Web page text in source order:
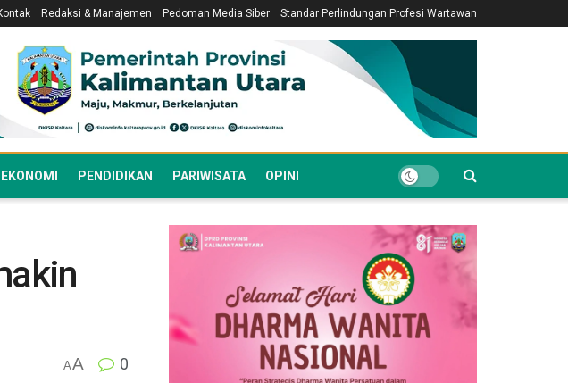
Redaksi & Manajemen Pedoman Media Siber Standar Perlindungan Profesi Wartawan
EKONOMI PENDIDIKAN PARIWISATA OPINI
AA 0